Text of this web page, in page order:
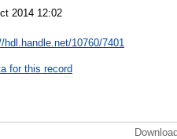
2014 12:02
hdl.handle.net/10760/7401
for this record